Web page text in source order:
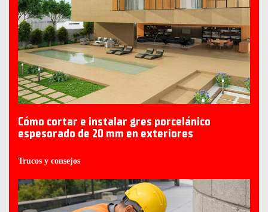
Cómo cortar e instalar gres porcelánico
espesorado de 20 mm en exteriores
Trucos y consejos